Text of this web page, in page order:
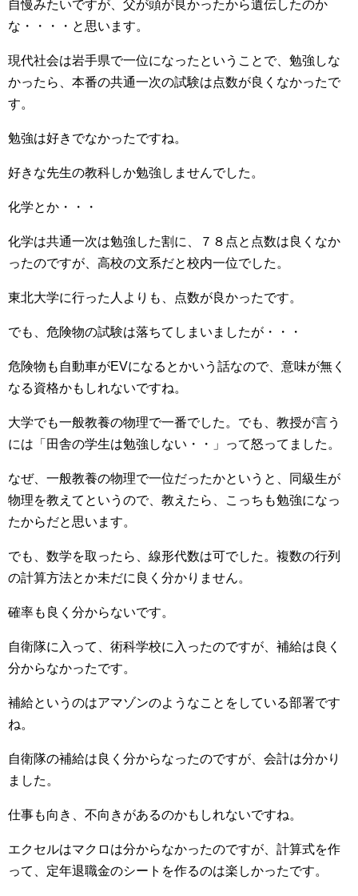
自慢みたいですが、父が頭が良かったから遺伝したのか
な・・・・と思います。
現代社会は岩手県で一位になったということで、勉強しな
かったら、本番の共通一次の試験は点数が良くなかったで
す。
勉強は好きでなかったですね。
好きな先生の教科しか勉強しませんでした。
化学とか・・・
化学は共通一次は勉強した割に、７８点と点数は良くなか
ったのですが、高校の文系だと校内一位でした。
東北大学に行った人よりも、点数が良かったです。
でも、危険物の試験は落ちてしまいましたが・・・
危険物も自動車がEVになるとかいう話なので、意味が無く
なる資格かもしれないですね。
大学でも一般教養の物理で一番でした。でも、教授が言う
には「田舎の学生は勉強しない・・」って怒ってました。
なぜ、一般教養の物理で一位だったかというと、同級生が
物理を教えてというので、教えたら、こっちも勉強になっ
たからだと思います。
でも、数学を取ったら、線形代数は可でした。複数の行列
の計算方法とか未だに良く分かりません。
確率も良く分からないです。
自衛隊に入って、術科学校に入ったのですが、補給は良く
分からなかったです。
補給というのはアマゾンのようなことをしている部署です
ね。
自衛隊の補給は良く分からなったのですが、会計は分かり
ました。
仕事も向き、不向きがあるのかもしれないですね。
エクセルはマクロは分からなかったのですが、計算式を作
って、定年退職金のシートを作るのは楽しかったです。